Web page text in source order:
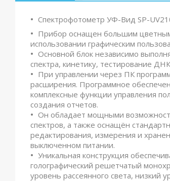
Спектрофотометр УФ-Вид SP-
Прибор оснащен большим
использовании графическим
Основной блок независимо
спектра, кинетику, тестирование
При управлении через ПК
расширения. Программное
комплексные функции управления
создания отчетов.
Он обладает мощными
спектров, а также оснащён
редактирования, измерения и
выключенном питании.
Уникальная конструкция
голографический решетчатый
уровень рассеянного света, низкий